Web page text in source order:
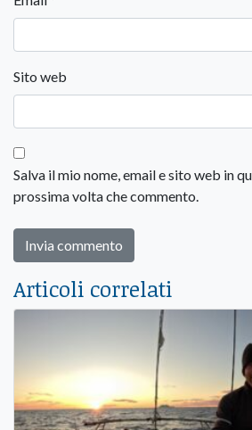
Sito web
Salva il mio nome, email e sito web in
prossima volta che commento.
Articoli correlati